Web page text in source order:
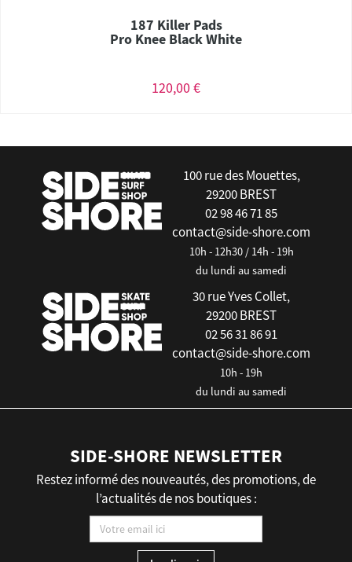
187 Killer Pads
Pro Knee Black White
120,00 €
100 rue des Mouettes,
29200 BREST
02 98 46 71 85
contact@side-shore.com
10h - 12h30 / 14h - 19h
du lundi au samedi
30 rue Yves Collet,
29200 BREST
02 56 31 86 91
contact@side-shore.com
10h - 19h
du lundi au samedi
SIDE-SHORE NEWSLETTER
Restez informé des nouveautés, des promotions, de
l’actualités de nos boutiques :